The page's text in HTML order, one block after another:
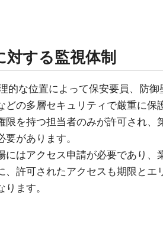
する監視体制
的な位置によって保安要員、防
どの多層セキュリティで厳重に保
限を持つ担当者のみが許可され、
があります。
にはアクセス申請が必要であり、
、許可されたアクセスも期限とエ
ます。